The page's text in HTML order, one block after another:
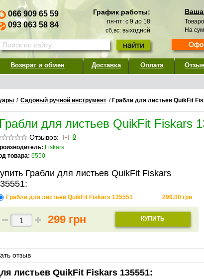
066 909 65 59
093 063 58 84
График работы:
пн-пт: с 9 до 18
сб,вс: выходной
Ваша
На
Возврат и обмен Доставка Оплата
/ Садовый ручной инструмент / Грабли для листьев QuikFit
Грабли для листьев QuikFit Fiskars
Отзывов:
0
Fiskars
товара: 6550
Грабли для листьев QuikFit Fiskars
Грабли для листьев QuikFit Fiskars 135551 299.00 грн
299 грн КУПИТЬ
отзыв
листьев QuikFit Fiskars 135551: